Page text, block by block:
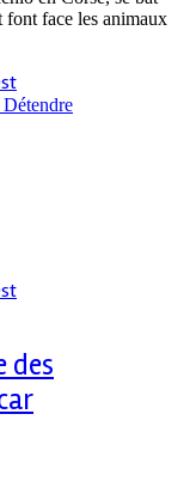
font face les animaux
Détendre
des